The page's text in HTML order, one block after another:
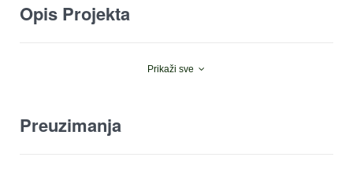
Opis Projekta
Prikaži sve
Preuzimanja